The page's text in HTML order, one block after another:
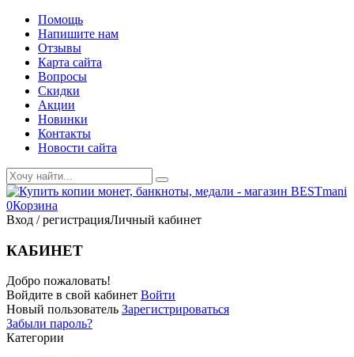
Помощь
Напишите нам
Отзывы
Карта сайта
Вопросы
Скидки
Акции
Новинки
Контакты
Новости сайта
0Корзина
Вход / регистрацияЛичный кабинет
КАБИНЕТ
Добро пожаловать!
Войдите в свой кабинет Войти
Новый пользователь Зарегистрироваться
Забыли пароль?
Категории